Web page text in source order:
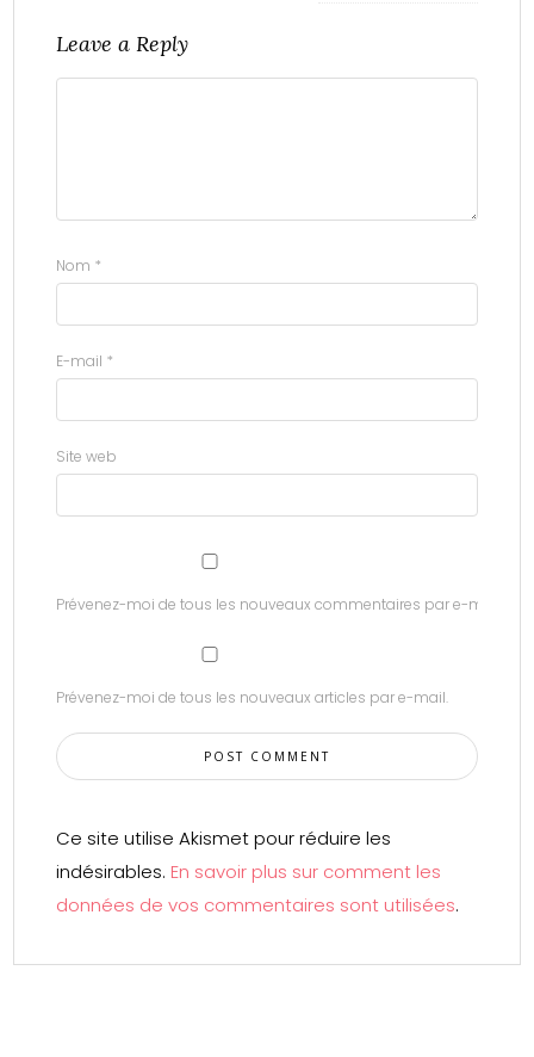
Leave a Reply
Nom *
E-mail *
Site web
Prévenez-moi de tous les nouveaux commentaires par e-mail.
Prévenez-moi de tous les nouveaux articles par e-mail.
Ce site utilise Akismet pour réduire les
indésirables. En savoir plus sur comment les
données de vos commentaires sont utilisées.